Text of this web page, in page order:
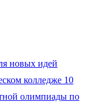
новых идей
колледже 10
олимпиады по